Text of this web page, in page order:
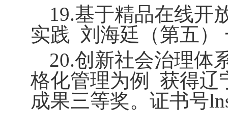
19.基于精品在线开
实践 刘海廷（第五）
20.创新社会治理体
格化管理为例
获得辽
成果三等奖。证书号